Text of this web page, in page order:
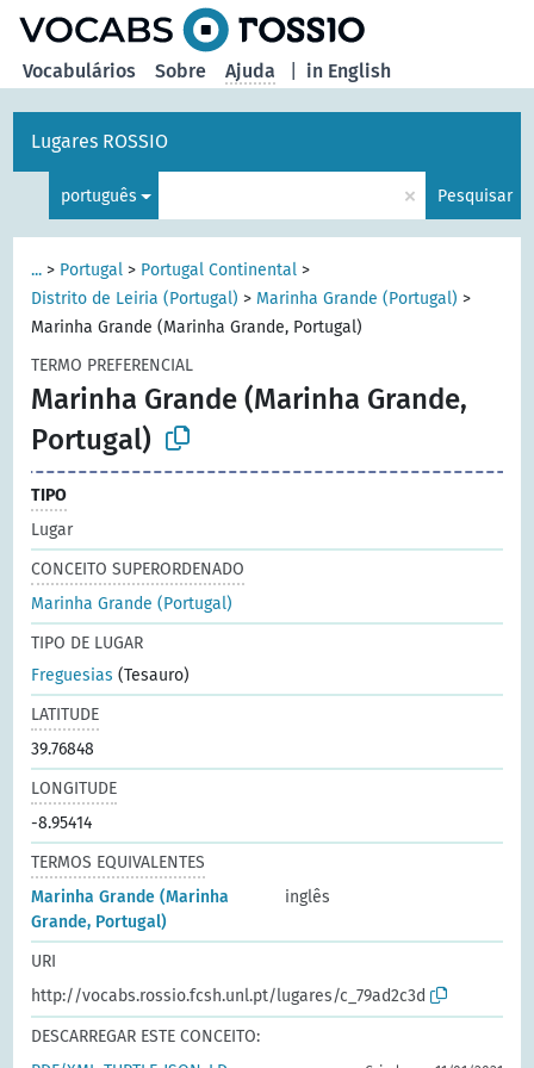
in English
Vocabulários Sobre Ajuda
Lugares ROSSIO
português × Pesquisar
... > Portugal > Portugal Continental >
Distrito de Leiria (Portugal) > Marinha Grande (Portugal) >
Marinha Grande (Marinha Grande, Portugal)
TERMO PREFERENCIAL
Marinha Grande (Marinha Grande,
Portugal)
TIPO
Lugar
CONCEITO SUPERORDENADO
Marinha Grande (Portugal)
TIPO DE LUGAR
Freguesias (Tesauro)
LATITUDE
39.76848
LONGITUDE
-8.95414
TERMOS EQUIVALENTES
Marinha Grande (Marinha
Grande, Portugal)
inglês
URI
http://vocabs.rossio.fcsh.unl.pt/lugares/c_79ad2c3d
DESCARREGAR ESTE CONCEITO: